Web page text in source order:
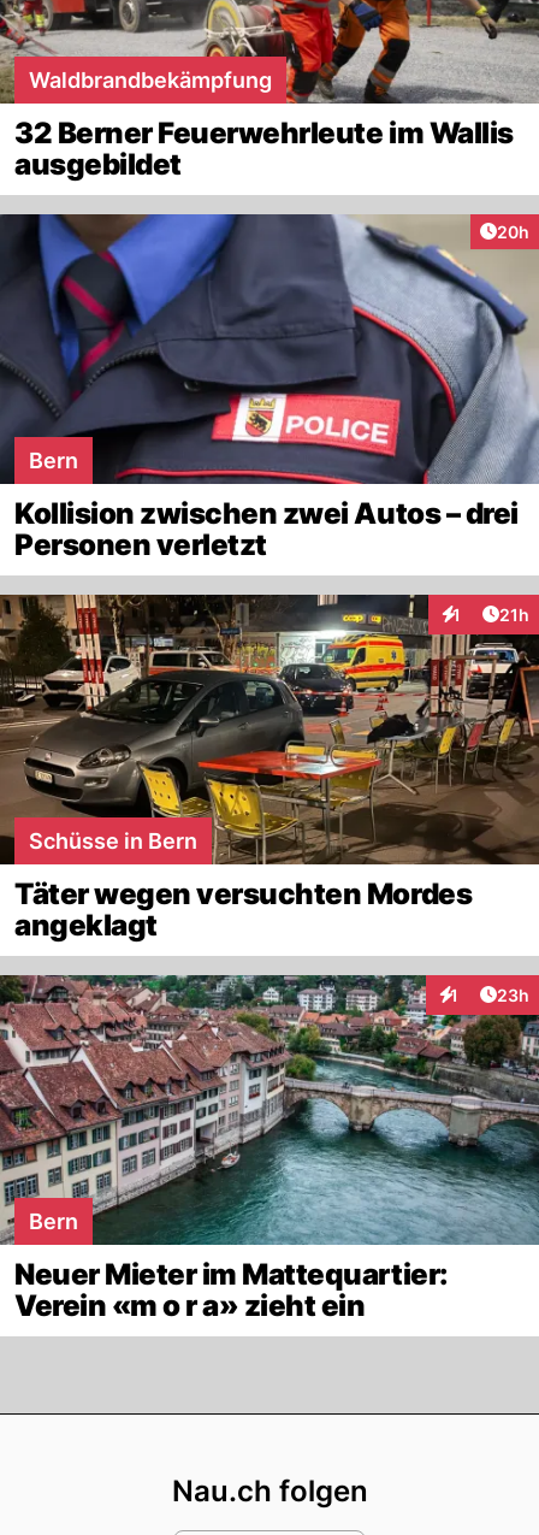
Waldbrandbekämpfung
32 Berner Feuerwehrleute im Wallis
ausgebildet
20h
Bern
Kollision zwischen zwei Autos – drei
Personen verletzt
1 21h
Schüsse in Bern
Täter wegen versuchten Mordes
angeklagt
1
Interaktionen
23h
Bern
Neuer Mieter im Mattequartier:
Verein «m o r a» zieht ein
Nau.ch folgen